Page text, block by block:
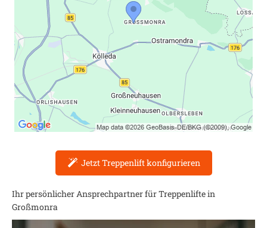
Jetzt Treppenlift konfigurieren
Ihr persönlicher Ansprechpartner für Treppenlifte in
Großmonra